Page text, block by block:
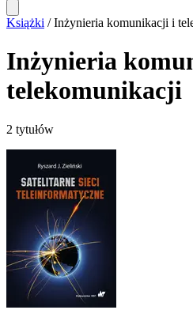
Książki / Inżynieria komunikacji i
Inżynieria
telekomunikacji
2 tytułów